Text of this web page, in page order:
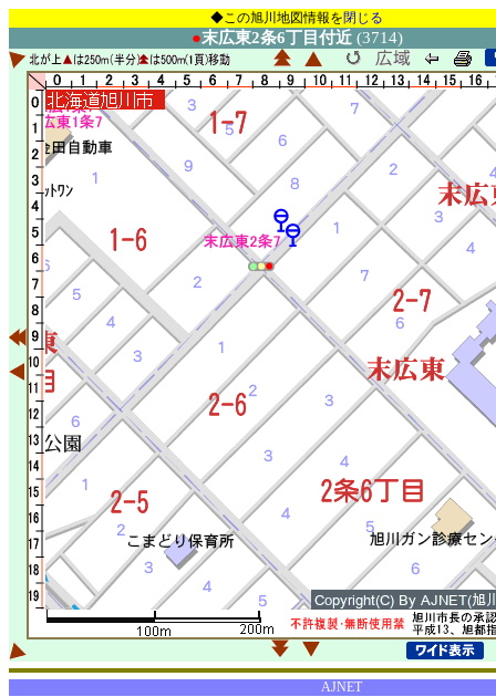
◆この旭川地図情報を閉じる
●末広東2条6丁目付近(3714)
AJNET